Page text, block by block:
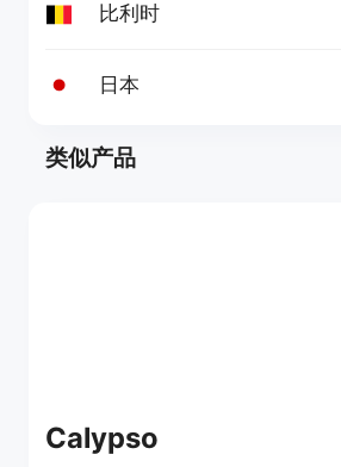
比利时
日本
类似产品
Calypso